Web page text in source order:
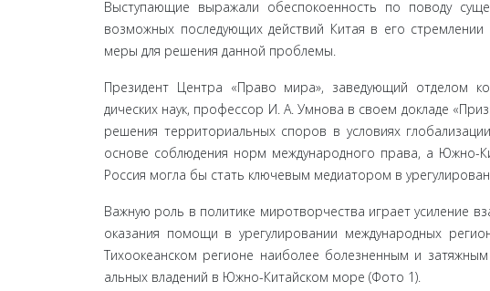
Выступающие выражали обеспокоенность по поводу
возможных последующих действий Китая в его
меры для решения данной проблемы.
Президент Центра «Право мира», заведующий отделом
дических наук, профессор И. А. Умнова в своем докладе
решения территориальных споров в условиях
основе соблюдения норм международного права, а Южно-
Россия могла бы стать ключевым медиатором в
Важную роль в политике миротворчества играет усиле­ние
оказания помощи в урегулировании международных
Тихоокеанском регионе наиболее болезненным и
альных владений в Южно-Китайском море (Фото 1).